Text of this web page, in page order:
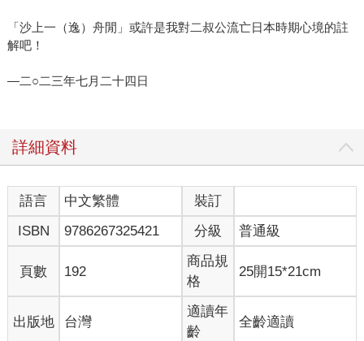
「沙上一（逸）舟閒」或許是我對二叔公流亡日本時期心境的註
解吧！
—二○二三年七月二十四日
詳細資料
語言 中文繁體
裝訂
ISBN
9786267325421 分級 普通級
頁數 192
商品規
格
25開15*21cm
出版地 台灣
適讀年
齡
全齡適讀